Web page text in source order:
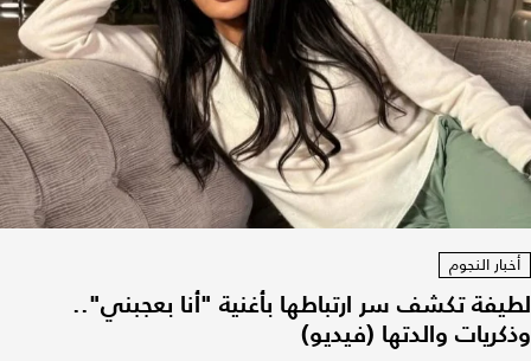
أخبار النجوم
لطيفة تكشف سر ارتباطها بأغنية "أنا بعجبني"..
وذكريات والدتها (فيديو)